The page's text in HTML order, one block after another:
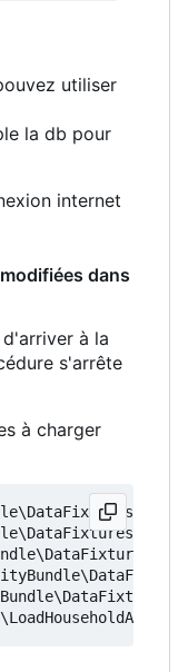
utiliser
la db pour
internet
dans
à la
s'arrête
à charger